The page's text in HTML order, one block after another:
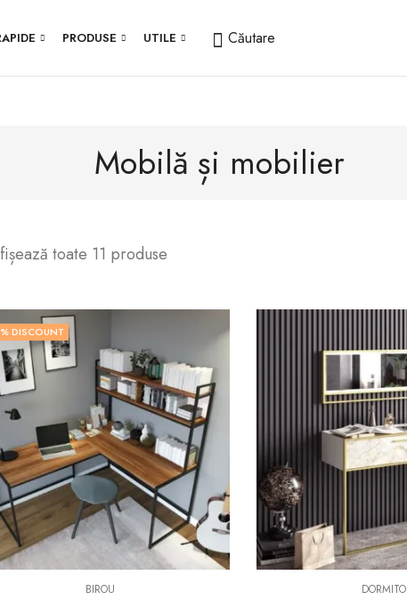
PRODUSE UTILE Căutare
Mobilă și mobilier
toate 11 produse
% DISCOUNT
BIROU